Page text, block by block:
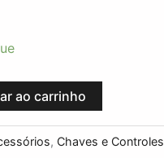
ao carrinho
, Chaves e Controles